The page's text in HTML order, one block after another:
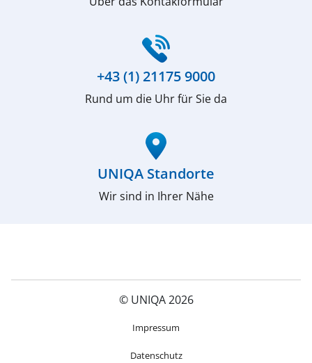
+43 (1) 21175 9000
Rund um die Uhr für Sie da
UNIQA Standorte
Wir sind in Ihrer Nähe
© UNIQA 2026
Impressum
Datenschutz